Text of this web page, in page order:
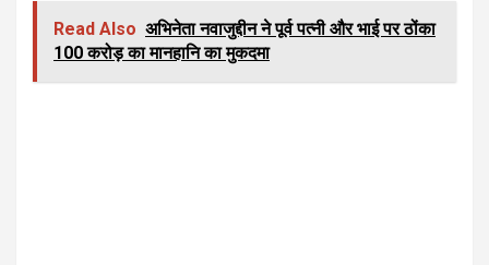
Read Also ​​​​​अभिनेता नवाजुद्दीन ने पूर्व पत्नी और भाई पर ठोंका
100 करोड़ का मानहानि का मुकदमा